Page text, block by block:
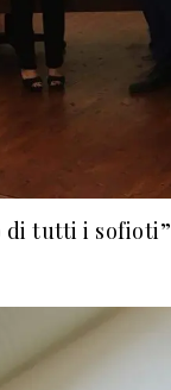
di tutti i sofioti”